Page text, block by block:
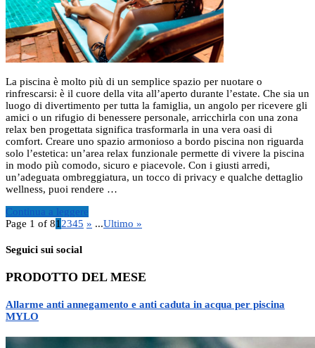
La piscina è molto più di un semplice spazio per nuotare o
rinfrescarsi: è il cuore della vita all’aperto durante l’estate. Che sia un
luogo di divertimento per tutta la famiglia, un angolo per ricevere gli
amici o un rifugio di benessere personale, arricchirla con una zona
relax ben progettata significa trasformarla in una vera oasi di
comfort. Creare uno spazio armonioso a bordo piscina non riguarda
solo l’estetica: un’area relax funzionale permette di vivere la piscina
in modo più comodo, sicuro e piacevole. Con i giusti arredi,
un’adeguata ombreggiatura, un tocco di privacy e qualche dettaglio
wellness, puoi rendere …
Continua a leggere
Page 1 of 81 2345 » ...Ultimo »
Seguici sui social
PRODOTTO DEL MESE
Allarme anti annegamento e anti caduta in acqua per piscina
MYLO